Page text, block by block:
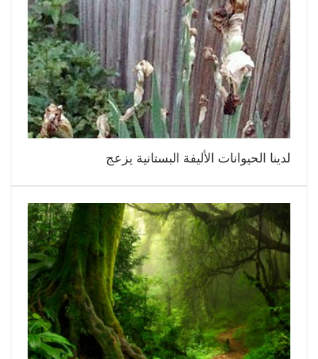
لدينا الحيوانات الأليفة البستانية يزعج